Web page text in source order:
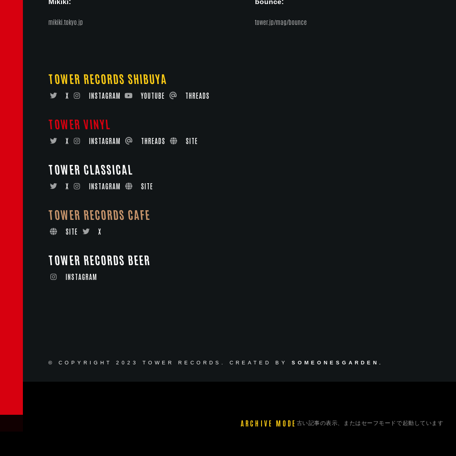
ARCHIVE MODE 古い記事の表示、またはセーフモードで起動しています
Mikiki:
mikiki.tokyo.jp
bounce:
tower.jp/mag/bounce
TOWER RECORDS SHIBUYA
X INSTAGRAM YOUTUBE THREADS
TOWER VINYL
X INSTAGRAM THREADS SITE
TOWER CLASSICAL
X INSTAGRAM SITE
TOWER RECORDS CAFE
SITE X
TOWER RECORDS BEER
INSTAGRAM
© COPYRIGHT 2023 TOWER RECORDS. CREATED BY SOMEONESGARDEN.